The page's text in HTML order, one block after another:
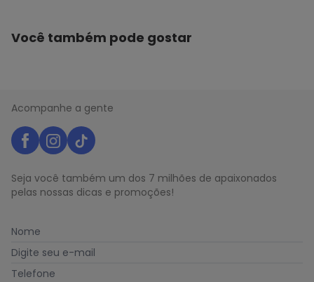
Você também pode gostar
Acompanhe a gente
Seja você também um dos 7 milhões de apaixonados
pelas nossas dicas e promoções!
Nome
Digite seu e-mail
Telefone